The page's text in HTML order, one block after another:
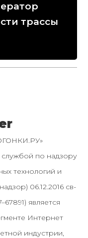
трассы
по надзору
технологий и
06.12.2016 св-
является
Интернет
индустрии,